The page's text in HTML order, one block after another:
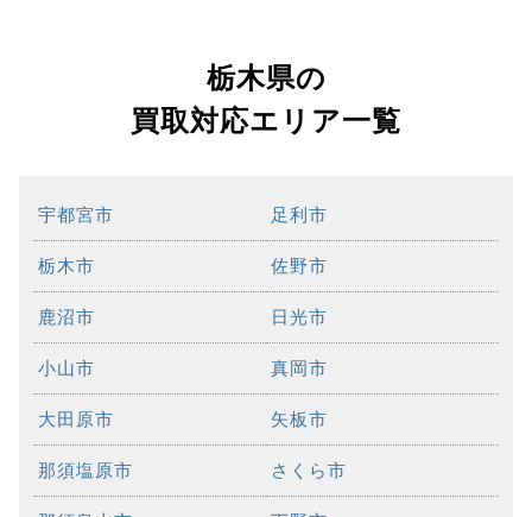
栃木県の
買取対応エリア一覧
宇都宮市 足利市
栃木市 佐野市
鹿沼市 日光市
小山市 真岡市
大田原市 矢板市
那須塩原市 さくら市